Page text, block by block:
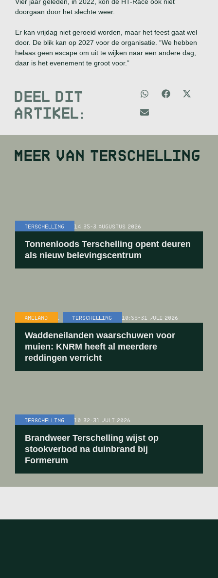
Vier jaar geleden, in 2022, kon de HT-Race ook niet
doorgaan door het slechte weer.
Er kan vrijdag niet geroeid worden, maar het feest gaat wel
door. De blik kan op 2027 voor de organisatie. “We hebben
helaas geen escape om uit te wijken naar een andere dag,
daar is het evenement te groot voor.”
DEEL DIT
ARTIKEL:
MEER VANTERSCHELLING
TERSCHELLING 14:35-3 AUGUSTUS 2026
Tonnenloods Terschelling opent deuren
als nieuw belevingscentrum
AMELAND , TERSCHELLING 10:55-31 JULI 2026
Waddeneilanden waarschuwen voor
muien: KNRM heeft al meerdere
reddingen verricht
TERSCHELLING 10:32-31 JULI 2026
Brandweer Terschelling wijst op
stookverbod na duinbrand bij
Formerum